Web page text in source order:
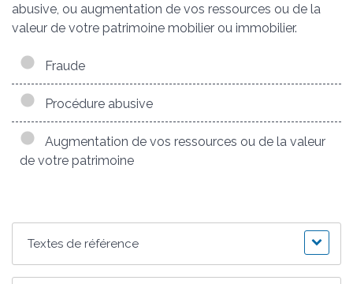
abusive, ou augmentation de vos ressources ou de la
valeur de votre patrimoine mobilier ou immobilier.
Fraude
Procédure abusive
Augmentation de vos ressources ou de la valeur
de votre patrimoine
Textes de référence